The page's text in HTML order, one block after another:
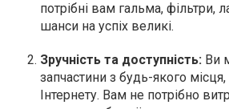
потрібні вам гальма, фільтри,
шанси на успіх великі.
Зручність та доступність: Ви
запчастини з будь-якого
Інтернету. Вам не потрібно